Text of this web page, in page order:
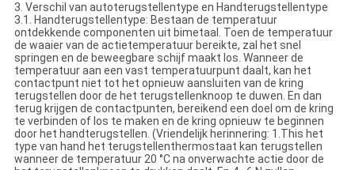
3. Verschil van autoterugstellentype en Handterugstellentype
3.1. Handterugstellentype: Bestaan de temperatuur
ontdekkende componenten uit bimetaal. Toen de temperatuur
de waaier van de actietemperatuur bereikte, zal het snel
springen en de beweegbare schijf maakt los. Wanneer de
temperatuur aan een vast temperatuurpunt daalt, kan het
contactpunt niet tot het opnieuw aansluiten van de kring
terugstellen door de het terugstellenknoop te duwen. En dan
terug krijgen de contactpunten, bereikend een doel om de kring
te verbinden of los te maken en de kring opnieuw te beginnen
door het handterugstellen. (Vriendelijk herinnering: 1.This het
type van hand het terugstellenthermostaat kan terugstellen
wanneer de temperatuur 20 °C na onverwachte actie door de